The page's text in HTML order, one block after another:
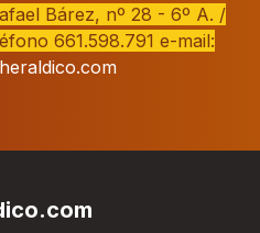
Bárez, nº 28 - 6º A. /
661.598.791 e-mail: